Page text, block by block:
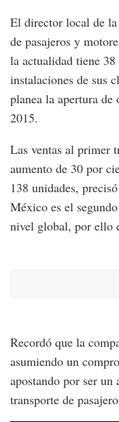
El director local de
de pasajeros y
la actualidad tiene
instalaciones de sus
planea la apertura de
2015.
Las ventas al primer
aumento de 30 por
138 unidades,
México es el
nivel global, por ello
Recordó que la
asumiendo un
apostando por ser un
transporte de